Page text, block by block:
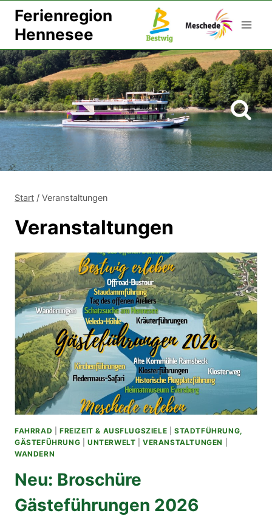
Zum
Inhalt
springen
Ferienregion
Hennesee
Start / Veranstaltungen
Veranstaltungen
FAHRRAD FREIZEIT & AUSFLUGSZIELE |STADTFÜHRUNG,
GÄSTEFÜHRUNG
UNTERWELT |VERANSTALTUNGEN
WANDERN
Neu: Broschüre
Gästeführungen 2026